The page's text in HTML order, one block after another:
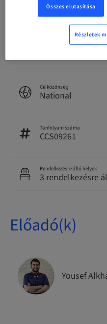
Pontok
3.00 Pontok
Kézbesítési mód
Célközönség
National
Tanfolyam száma
CCS09261
Rendelkezésre álló helyek
3 rendelkezésre
Előadó(k)
Yousef
Összes elutasítása
Részletek